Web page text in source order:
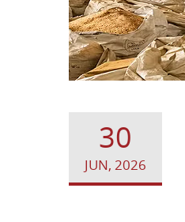
30
JUN, 2026